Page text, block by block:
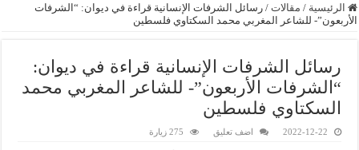
الرئيسية / مقالات / رسائل الشرفات الإنسانية قراءة في ديوان: “الشرفات
الأربعون”- للشاعر المغربي محمد السكتاوي فلسطين
رسائل الشرفات الإنسانية قراءة في ديوان:
“الشرفات الأربعون”- للشاعر المغربي محمد
السكتاوي فلسطين
2022-12-22 اضف تعليق 275 زيارة